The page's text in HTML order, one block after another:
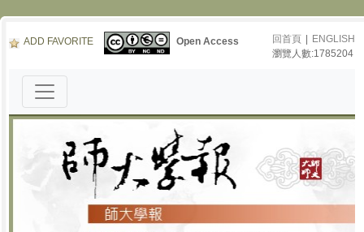
ADD FAVORITE Open Access 回首頁
ENGLISH
瀏覽人數:1785204